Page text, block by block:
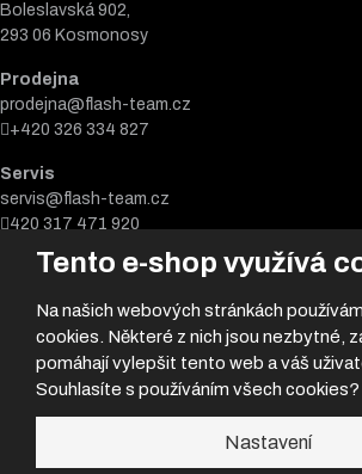
Tento e-shop využívá
Na našich webových stránkách
cookies. Některé z nich jsou nezbytné,
pomáhají vylepšit tento web a váš
Souhlasíte s používáním všech cookies?
Nastavení
Boleslavská 902,
293 06 Kosmonosy
Prodejna
prodejna@flash-team.cz
+420 326 334 827
Servis
servis@flash-team.cz
420 317 471 920